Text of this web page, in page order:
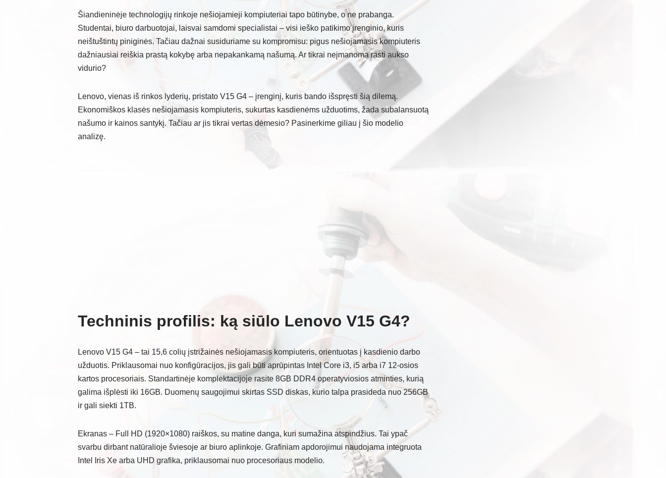
Šiandieninėje technologijų rinkoje nešiojamieji kompiuteriai tapo būtinybe, o ne prabanga.
Studentai, biuro darbuotojai, laisvai samdomi specialistai – visi ieško patikimo įrenginio, kuris
neištuštintų piniginės. Tačiau dažnai susiduriame su kompromisu: pigus nešiojamasis kompiuteris
dažniausiai reiškia prastą kokybę arba nepakankamą našumą. Ar tikrai neįmanoma rasti aukso
vidurio?
Lenovo, vienas iš rinkos lyderių, pristato V15 G4 – įrenginį, kuris bando išspręsti šią dilemą.
Ekonomiškos klasės nešiojamasis kompiuteris, sukurtas kasdienėms užduotims, žada subalansuotą
našumo ir kainos santykį. Tačiau ar jis tikrai vertas dėmesio? Pasinerkime giliau į šio modelio
analizę.
Techninis profilis: ką siūlo Lenovo V15 G4?
Lenovo V15 G4 – tai 15,6 colių įstrižainės nešiojamasis kompiuteris, orientuotas į kasdienio darbo
užduotis. Priklausomai nuo konfigūracijos, jis gali būti aprūpintas Intel Core i3, i5 arba i7 12-osios
kartos procesoriais. Standartinėje komplektacijoje rasite 8GB DDR4 operatyviosios atminties, kurią
galima išplėsti iki 16GB. Duomenų saugojimui skirtas SSD diskas, kurio talpa prasideda nuo 256GB
ir gali siekti 1TB.
Ekranas – Full HD (1920×1080) raiškos, su matine danga, kuri sumažina atspindžius. Tai ypač
svarbu dirbant natūralioje šviesoje ar biuro aplinkoje. Grafiniam apdorojimui naudojama integruota
Intel Iris Xe arba UHD grafika, priklausomai nuo procesoriaus modelio.